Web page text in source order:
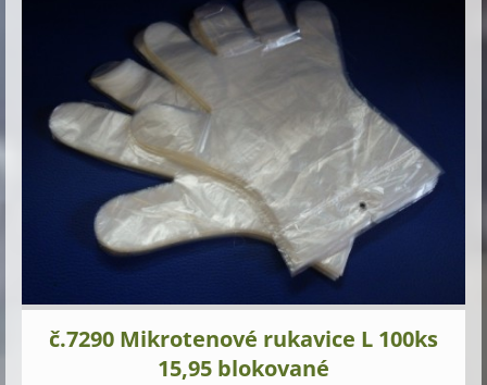
č.7290 Mikrotenové rukavice L 100ks
15,95 blokované